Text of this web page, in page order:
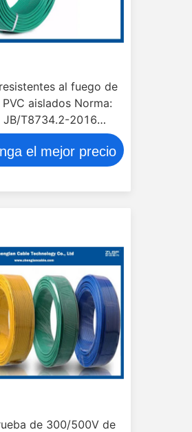
al fuego de
aislados Norma:
JB/T8734.2-2016
el mejor precio
de 300/500V de